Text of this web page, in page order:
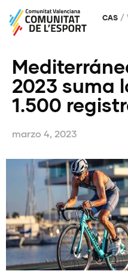
CAS
2023 suma
1.500
marzo 4, 2023